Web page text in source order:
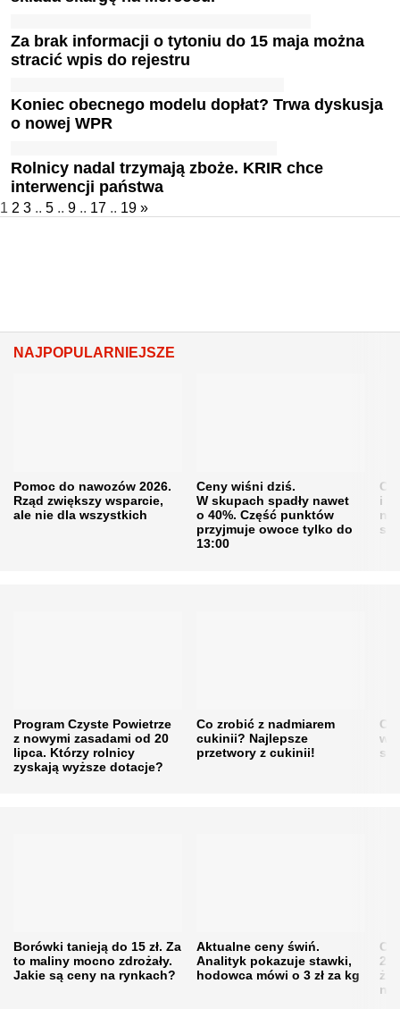
Za brak informacji o tytoniu do 15 maja można
stracić wpis do rejestru
Koniec obecnego modelu dopłat? Trwa dyskusja
o nowej WPR
Rolnicy nadal trzymają zboże. KRIR chce
interwencji państwa
1 2 3 .. 5 .. 9 .. 17 .. 19 »
NAJPOPULARNIEJSZE
Pomoc do nawozów 2026.
Rząd zwiększy wsparcie,
ale nie dla wszystkich
Ceny wiśni dziś.
W skupach spadły nawet
o 40%. Część punktów
przyjmuje owoce tylko do
13:00
i
Program Czyste Powietrze
z nowymi zasadami od 20
lipca. Którzy rolnicy
zyskają wyższe dotacje?
Co zrobić z nadmiarem
cukinii? Najlepsze
przetwory z cukinii!
w
Borówki tanieją do 15 zł. Za
to maliny mocno zdrożały.
Jakie są ceny na rynkach?
Aktualne ceny świń.
Analityk pokazuje stawki,
hodowca mówi o 3 zł za kg